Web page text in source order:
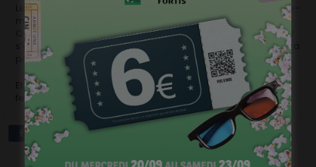
Le tournage de Je suis à toise termine cette semaine. Un pré-
montage est en cours. Prochainement, David partira au
Québec pour le peaufiner et le finaliser. Si tout va bien, si tout
s’enchaîne selon les espérances de chacun,
Je suis à toisera
prêt à la fin du mois d’avril.
Et les regards des cinéphiles de se pointer déjà vers un
festival printanier en bord de Méditerranée.